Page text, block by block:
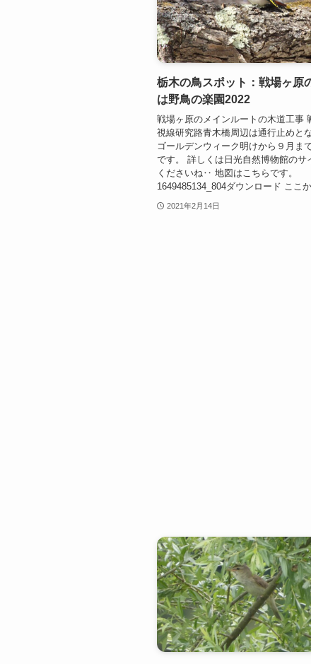
栃木の鳥スポット：戦場ヶ原
は野鳥の楽園2022
戦場ヶ原のメインルートの木道工事
視線研究路青木橋周辺は通行止めと
ゴールデンウィーク明けから９月ま
です。 詳しくは日光自然博物館のサ
くださいね‥ 地図はこちらです。
1649485134_804ダウンロード ここ
2021年2月14日